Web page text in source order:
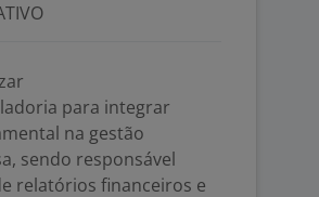
para integrar
na gestão
sendo responsável
relatórios financeiros e